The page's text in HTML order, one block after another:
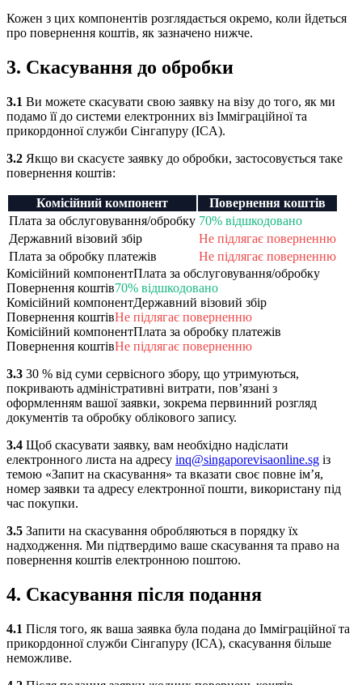
Кожен з цих компонентів розглядається окремо, коли йдеться
про повернення коштів, як зазначено нижче.
3. Скасування до обробки
3.1 Ви можете скасувати свою заявку на візу до того, як ми
подамо її до системи електронних віз Імміграційної та
прикордонної служби Сінгапуру (ICA).
3.2 Якщо ви скасуєте заявку до обробки, застосовується таке
повернення коштів:
Комісійний компонент
Повернення коштів
Плата за обслуговування/обробку 70% відшкодовано
Державний візовий збір
Не підлягає поверненню
Плата за обробку платежів
Не підлягає поверненню
Комісійний компонентПлата за обслуговування/обробку
Повернення коштів70% відшкодовано
Комісійний компонентДержавний візовий збір
Повернення коштівНе підлягає поверненню
Комісійний компонентПлата за обробку платежів
Повернення коштівНе підлягає поверненню
3.3 30 % від суми сервісного збору, що утримуються,
покривають адміністративні витрати, пов’язані з
оформленням вашої заявки, зокрема первинний розгляд
документів та обробку облікового запису.
3.4 Щоб скасувати заявку, вам необхідно надіслати
електронного листа на адресу inq@singaporevisaonline.sg із
темою «Запит на скасування» та вказати своє повне ім’я,
номер заявки та адресу електронної пошти, використану під
час покупки.
3.5 Запити на скасування обробляються в порядку їх
надходження. Ми підтвердимо ваше скасування та право на
повернення коштів електронною поштою.
4. Скасування після подання
4.1 Після того, як ваша заявка була подана до Імміграційної та
прикордонної служби Сінгапуру (ICA), скасування більше
неможливе.